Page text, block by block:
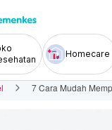
Homecare
7 Cara Mudah